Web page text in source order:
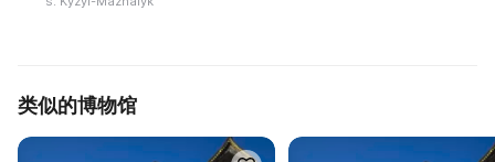
类似的博物馆